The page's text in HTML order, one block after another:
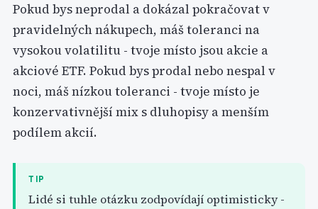
Pokud bys neprodal a dokázal pokračovat v
pravidelných nákupech, máš toleranci na
vysokou volatilitu - tvoje místo jsou akcie a
akciové ETF. Pokud bys prodal nebo nespal v
noci, máš nízkou toleranci - tvoje místo je
konzervativnější mix s dluhopisy a menším
podílem akcií.
TIP
Lidé si tuhle otázku zodpovídají optimisticky -